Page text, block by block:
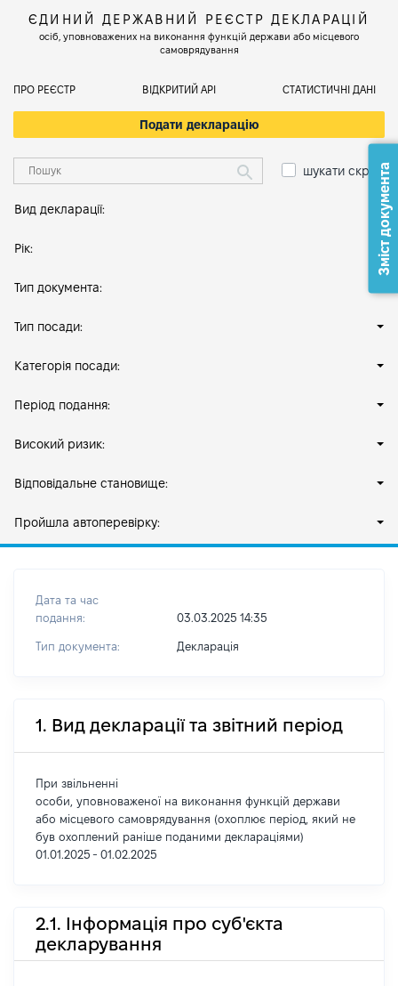
ЄДИНИЙ ДЕРЖАВНИЙ РЕЄСТР ДЕКЛАРАЦІЙ
осіб, уповноважених на виконання функцій держави або місцевого
самоврядування
ПРО РЕЄСТР ВІДКРИТИЙ АРІ СТАТИСТИЧНІ ДАНІ
Подати декларацію
шукати скрізь
Вид декларації:
Рік:
Тип документа:
Тип посади:
Категорія посади:
Період подання:
Високий ризик:
Відповідальне становище:
Пройшла автоперевірку:
Дата та час
подання:
03.03.2025 14:35
Тип документа: Декларація
1. Вид декларації та звітний період
При звільненні
особи, уповноваженої на виконання функцій держави
або місцевого самоврядування (охоплює період, який не
був охоплений раніше поданими деклараціями)
01.01.2025 - 01.02.2025
2.1. Інформація про суб'єкта
декларування
Зміст документа